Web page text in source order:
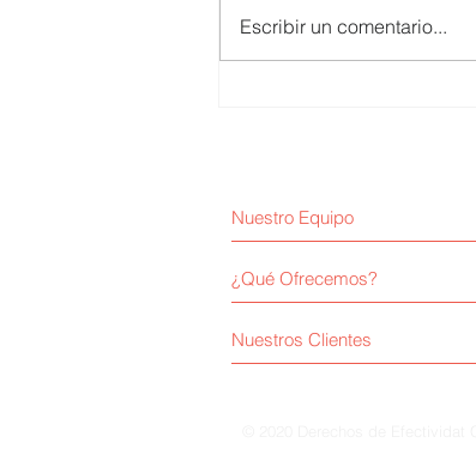
Escribir un comentario...
¿Qué Ofrecemos?
Nuestro Equipo
Nuestros Clientes